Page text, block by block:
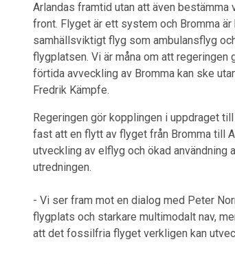
Arlandas framtid utan att även
front. Flyget är ett system och Bromma
samhällsviktigt flyg som ambulansflyg
flygplatsen. Vi är måna om att
förtida avveckling av Bromma kan ske
Fredrik Kämpfe.
Regeringen gör kopplingen i uppdraget
fast att en flytt av flyget från Bromma till
utveckling av elflyg och ökad
utredningen.
- Vi ser fram mot en dialog med Peter
flygplats och starkare multimodalt nav,
att det fossilfria flyget verkligen kan